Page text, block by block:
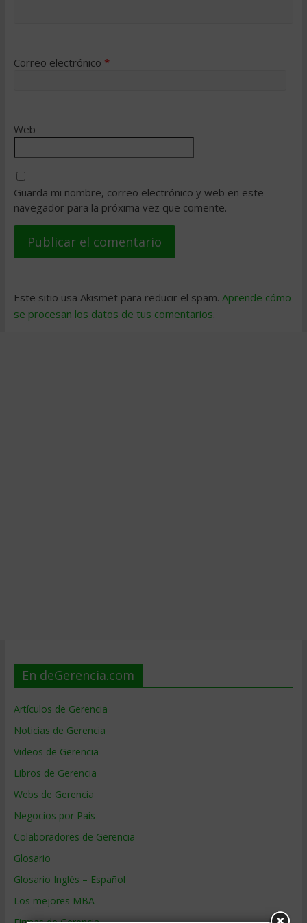
Correo electrónico *
Web
Guarda mi nombre, correo electrónico y web en este
navegador para la próxima vez que comente.
Este sitio usa Akismet para reducir el spam. Aprende cómo
se procesan los datos de tus comentarios.
En deGerencia.com
Artículos de Gerencia
Noticias de Gerencia
Videos de Gerencia
Libros de Gerencia
Webs de Gerencia
Negocios por País
Colaboradores de Gerencia
Glosario
Glosario Inglés – Español
Los mejores MBA